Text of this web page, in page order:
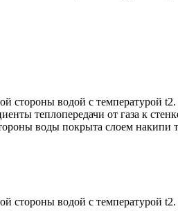
стороны водой с температурой
теплопередачи от газа к
воды покрыта слоем накипи
стороны водой с температурой